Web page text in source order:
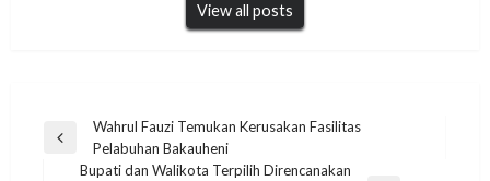
View all posts
Navigasi
Previous
Wahrul Fauzi Temukan Kerusakan Fasilitas
Pelabuhan Bakauheni
Bupati dan Walikota Terpilih Direncanakan